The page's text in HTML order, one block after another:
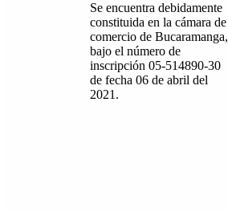
Se encuentra debidamente
constituida en la cámara de
comercio de Bucaramanga,
bajo el número de
inscripción 05-514890-30
de fecha 06 de abril del
2021.